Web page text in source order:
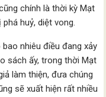
chính là thời kỳ Mạt
huỷ, diệt vong.
nhiêu điều đang xảy
sách ấy, trong thời Mạt
làm thiện, đưa chúng
sẽ xuất hiện rất nhiều